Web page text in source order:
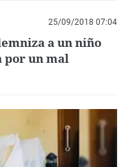
25/09/2018 07:04
a un niño
por un mal